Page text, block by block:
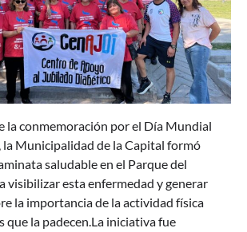
la conmemoración por el Día Mundial
la Municipalidad de la Capital formó
saludable en el Parque del
visibilizar esta enfermedad y generar
la importancia de la actividad física
que la padecen.La iniciativa fue